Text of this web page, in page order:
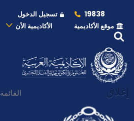
19838 تسجيل الدخول
موقع الأكاديمية
الأكاديمية الأن
إغلاق القائمة